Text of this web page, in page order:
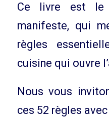
Ce livre est le
manifeste, qui
règles
cuisine qui ouvre
Nous vous
ces 52 règles